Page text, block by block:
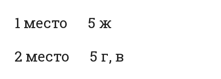
1 место 5 ж
2 место 5 г, в